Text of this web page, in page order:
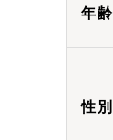
年齢
性別